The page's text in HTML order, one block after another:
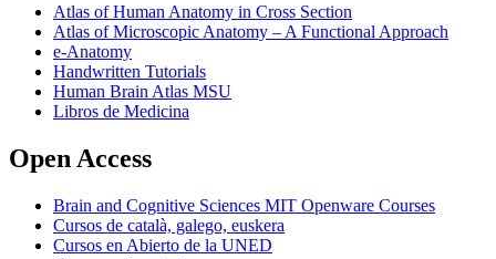
Atlas of Human Anatomy in Cross Section
Atlas of Microscopic Anatomy – A Functional Approach
e-Anatomy
Handwritten Tutorials
Human Brain Atlas MSU
Libros de Medicina
Open Access
Brain and Cognitive Sciences MIT Openware Courses
Cursos de català, galego, euskera
Cursos en Abierto de la UNED